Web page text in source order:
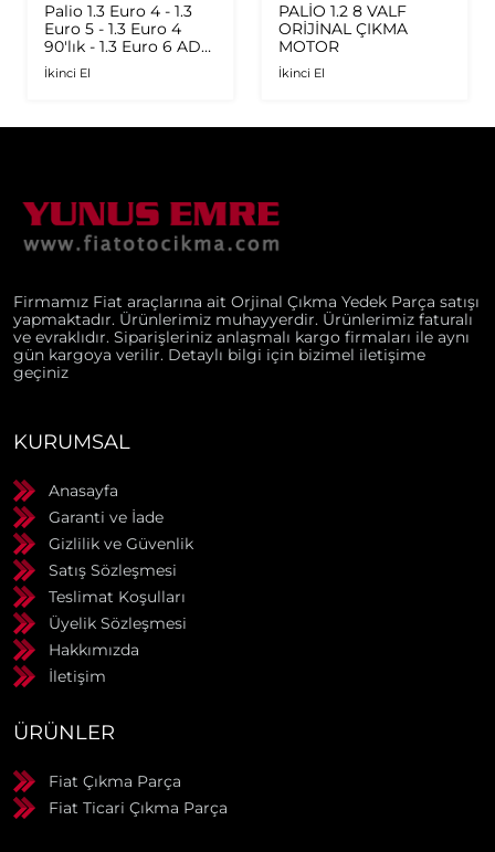
Palio 1.3 Euro 4 - 1.3
Euro 5 - 1.3 Euro 4
90'lık - 1.3 Euro 6 AD
Plus 1.6 Multijet - 1.9
JTD Orijinal Turbo
İkinci El
PALİO 1.2 8 VALF
ORİJİNAL ÇIKMA
MOTOR
İkinci El
Firmamız Fiat araçlarına ait Orjinal Çıkma Yedek Parça satışı
yapmaktadır. Ürünlerimiz muhayyerdir. Ürünlerimiz faturalı
ve evraklıdır. Siparişleriniz anlaşmalı kargo firmaları ile aynı
gün kargoya verilir. Detaylı bilgi için bizimel iletişime
geçiniz
KURUMSAL
Anasayfa
Garanti ve İade
Gizlilik ve Güvenlik
Satış Sözleşmesi
Teslimat Koşulları
Üyelik Sözleşmesi
Hakkımızda
İletişim
ÜRÜNLER
Fiat Çıkma Parça
Fiat Ticari Çıkma Parça